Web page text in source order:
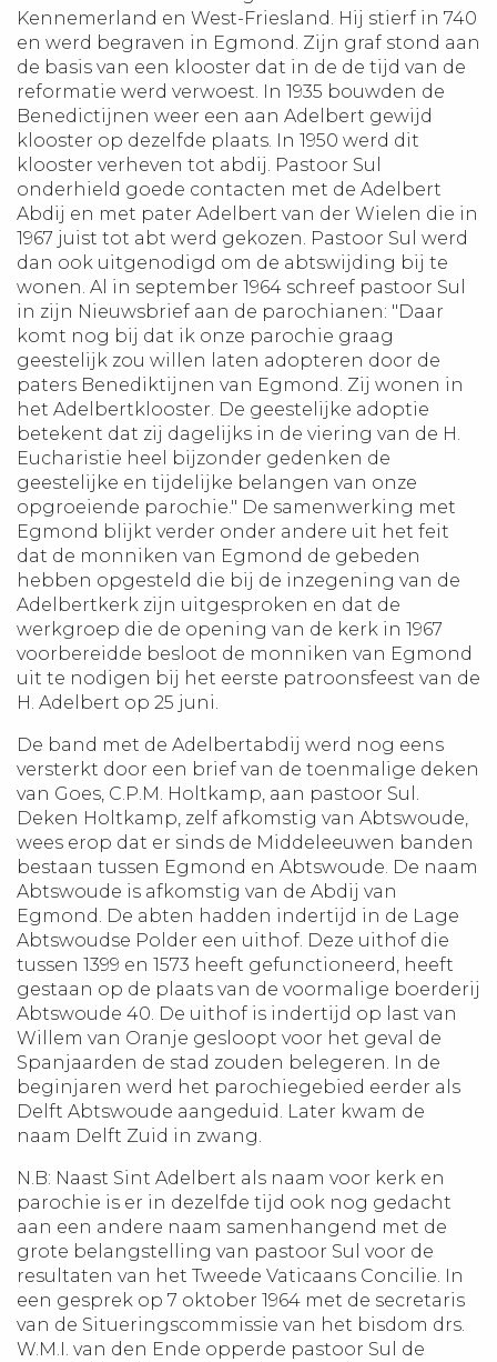
Kennemerland en West-Friesland. Hij stierf in 740
en werd begraven in Egmond. Zijn graf stond aan
de basis van een klooster dat in de de tijd van de
reformatie werd verwoest. In 1935 bouwden de
Benedictijnen weer een aan Adelbert gewijd
klooster op dezelfde plaats. In 1950 werd dit
klooster verheven tot abdij. Pastoor Sul
onderhield goede contacten met de Adelbert
Abdij en met pater Adelbert van der Wielen die in
1967 juist tot abt werd gekozen. Pastoor Sul werd
dan ook uitgenodigd om de abtswijding bij te
wonen. Al in september 1964 schreef pastoor Sul
in zijn Nieuwsbrief aan de parochianen: "Daar
komt nog bij dat ik onze parochie graag
geestelijk zou willen laten adopteren door de
paters Benediktijnen van Egmond. Zij wonen in
het Adelbertklooster. De geestelijke adoptie
betekent dat zij dagelijks in de viering van de H.
Eucharistie heel bijzonder gedenken de
geestelijke en tijdelijke belangen van onze
opgroeiende parochie." De samenwerking met
Egmond blijkt verder onder andere uit het feit
dat de monniken van Egmond de gebeden
hebben opgesteld die bij de inzegening van de
Adelbertkerk zijn uitgesproken en dat de
werkgroep die de opening van de kerk in 1967
voorbereidde besloot de monniken van Egmond
uit te nodigen bij het eerste patroonsfeest van de
H. Adelbert op 25 juni.
De band met de Adelbertabdij werd nog eens
versterkt door een brief van de toenmalige deken
van Goes, C.P.M. Holtkamp, aan pastoor Sul.
Deken Holtkamp, zelf afkomstig van Abtswoude,
wees erop dat er sinds de Middeleeuwen banden
bestaan tussen Egmond en Abtswoude. De naam
Abtswoude is afkomstig van de Abdij van
Egmond. De abten hadden indertijd in de Lage
Abtswoudse Polder een uithof. Deze uithof die
tussen 1399 en 1573 heeft gefunctioneerd, heeft
gestaan op de plaats van de voormalige boerderij
Abtswoude 40. De uithof is indertijd op last van
Willem van Oranje gesloopt voor het geval de
Spanjaarden de stad zouden belegeren. In de
beginjaren werd het parochiegebied eerder als
Delft Abtswoude aangeduid. Later kwam de
naam Delft Zuid in zwang.
N.B: Naast Sint Adelbert als naam voor kerk en
parochie is er in dezelfde tijd ook nog gedacht
aan een andere naam samenhangend met de
grote belangstelling van pastoor Sul voor de
resultaten van het Tweede Vaticaans Concilie. In
een gesprek op 7 oktober 1964 met de secretaris
van de Situeringscommissie van het bisdom drs.
W.M.I. van den Ende opperde pastoor Sul de